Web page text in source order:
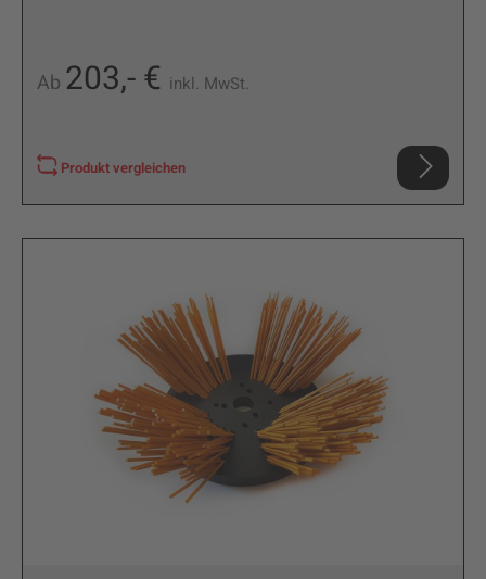
Ab 203,- € inkl. MwSt.
Produkt vergleichen